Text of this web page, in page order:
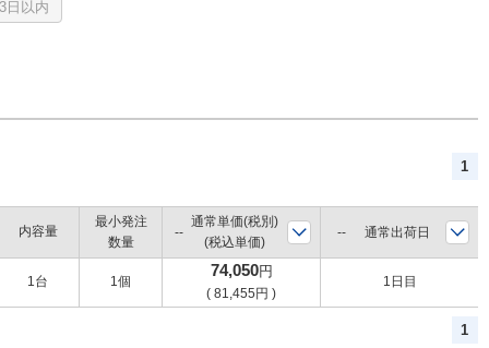
3日以内
1
内容量
最小発注
数量
1台 1個
通常単価(税別)
(税込単価)
通常出荷日
74,050円
( 81,455 円 )
1日目
1